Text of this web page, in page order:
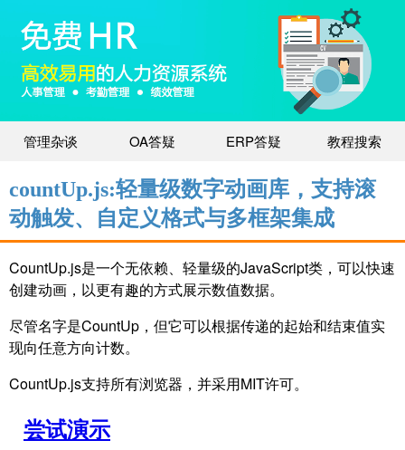
管理杂谈 OA答疑 ERP答疑 教程搜索
countUp.js:轻量级数字动画库，支持滚
动触发、自定义格式与多框架集成
CountUp.js是一个无依赖、轻量级的JavaScript类，可以快速
创建动画，以更有趣的方式展示数值数据。
尽管名字是CountUp，但它可以根据传递的起始和结束值实
现向任意方向计数。
CountUp.js支持所有浏览器，并采用MIT许可。
尝试演示